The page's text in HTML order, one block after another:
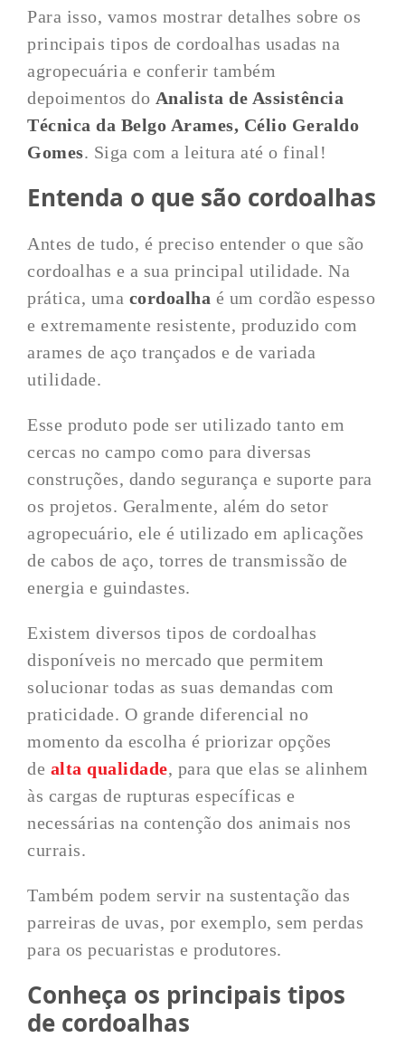
Para isso, vamos mostrar detalhes sobre os
principais tipos de cordoalhas usadas na
agropecuária e conferir também
depoimentos do Analista de Assistência
Técnica da Belgo Arames, Célio Geraldo
Gomes. Siga com a leitura até o final!
Entenda o que são cordoalhas
Antes de tudo, é preciso entender o que são
cordoalhas e a sua principal utilidade. Na
prática, uma cordoalha é um cordão espesso
e extremamente resistente, produzido com
arames de aço trançados e de variada
utilidade.
Esse produto pode ser utilizado tanto em
cercas no campo como para diversas
construções, dando segurança e suporte para
os projetos. Geralmente, além do setor
agropecuário, ele é utilizado em aplicações
de cabos de aço, torres de transmissão de
energia e guindastes.
Existem diversos tipos de cordoalhas
disponíveis no mercado que permitem
solucionar todas as suas demandas com
praticidade. O grande diferencial no
momento da escolha é priorizar opções
de alta qualidade, para que elas se alinhem
às cargas de rupturas específicas e
necessárias na contenção dos animais nos
currais.
Também podem servir na sustentação das
parreiras de uvas, por exemplo, sem perdas
para os pecuaristas e produtores.
Conheça os principais tipos
de cordoalhas